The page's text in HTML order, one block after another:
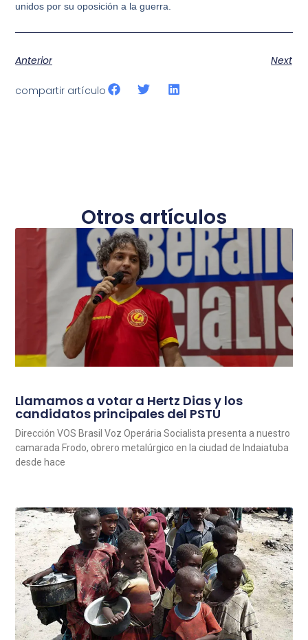
unidos por su oposición a la guerra.
Anterior Next
compartir artículo
Otros artículos
Llamamos a votar a Hertz Dias y los
candidatos principales del PSTU
Dirección VOS Brasil Voz Operária Socialista presenta a nuestro
camarada Frodo, obrero metalúrgico en la ciudad de Indaiatuba
desde hace